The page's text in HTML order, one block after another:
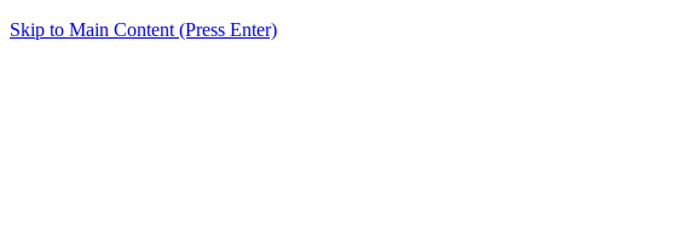
Skip to Main Content (Press Enter)